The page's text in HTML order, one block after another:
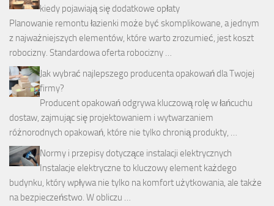
kiedy pojawiają się dodatkowe opłaty
Planowanie remontu łazienki może być skomplikowane, a jednym
z najważniejszych elementów, które warto zrozumieć, jest koszt
robocizny. Standardowa oferta robocizny …
Jak wybrać najlepszego producenta opakowań dla Twojej
firmy?
Producent opakowań odgrywa kluczową rolę w łańcuchu
dostaw, zajmując się projektowaniem i wytwarzaniem
różnorodnych opakowań, które nie tylko chronią produkty, …
Normy i przepisy dotyczące instalacji elektrycznych
Instalacje elektryczne to kluczowy element każdego
budynku, który wpływa nie tylko na komfort użytkowania, ale także
na bezpieczeństwo. W obliczu …